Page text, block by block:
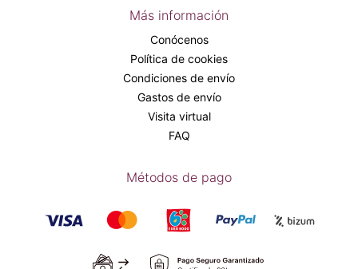
Más información
Conócenos
Política de cookies
Condiciones de envío
Gastos de envío
Visita virtual
FAQ
Métodos de pago